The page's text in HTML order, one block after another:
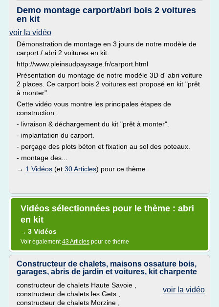
Demo montage carport/abri bois 2 voitures
en kit
voir la vidéo
Démonstration de montage en 3 jours de notre modèle de
carport / abri 2 voitures en kit.
http://www.pleinsudpaysage.fr/carport.html
Présentation du montage de notre modèle 3D d' abri voiture
2 places. Ce carport bois 2 voitures est proposé en kit "prêt
à monter".
Cette vidéo vous montre les principales étapes de
construction :
- livraison & déchargement du kit "prêt à monter".
- implantation du carport.
- perçage des plots béton et fixation au sol des poteaux.
- montage des...
→ 1 Vidéos (et 30 Articles) pour ce thème
Vidéos sélectionnées pour le thème : abri
en kit
→ 3 Vidéos
Voir également43 Articles pour ce thème
Constructeur de chalets, maisons ossature bois,
garages, abris de jardin et voitures, kit charpente
voir la vidéo
constructeur de chalets Haute Savoie ,
constructeur de chalets les Gets ,
constructeur de chalets Morzine ,